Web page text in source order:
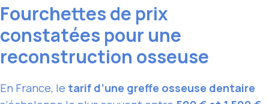
Fourchettes de prix
constatées pour une
reconstruction osseuse
En France, le tarif d’une greffe osseuse dentaire